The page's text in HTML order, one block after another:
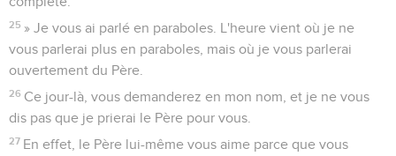
25 » Je vous ai parlé en paraboles. L'heure vient où je ne
vous parlerai plus en paraboles, mais où je vous parlerai
ouvertement du Père.
26 Ce jour-là, vous demanderez en mon nom, et je ne vous
dis pas que je prierai le Père pour vous.
27 En effet, le Père lui-même vous aime parce que vous